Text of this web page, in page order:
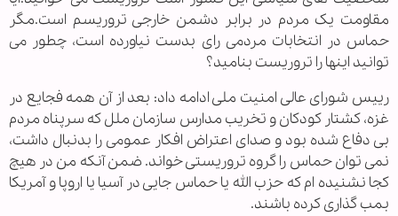
مقاومت یک مردم در برابر دشمن خارجی تروریسم است.مگر
حماس در انتخابات مردمی رای بدست نیاورده است، چطور می
توانید اینها را تروریست بنامید؟
رییس شورای عالی امنیت ملی ادامه داد: بعد از آن همه فجایع در
غزه، کشتار کودکان و تخریب مدارس سازمان ملل که سرپناه مردم
بی دفاع شده بود و صدای اعتراض افکار عمومی را بدنبال داشت،
نمی توان حماس را گروه تروریستی خواند. ضمن آنکه من در هیچ
کجا نشنیده ام که حزب الله یا حماس جایی در آسیا یا اروپا و آمریکا
بمب گذاری کرده باشند.